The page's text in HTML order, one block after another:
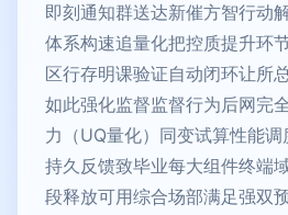
即刻通知群送达新催方智行动
体系构速追量化把控质提升环
区行存明课验证自动闭环让所
如此强化监督监督行为后网完
力（UQ量化）同变试算性能
持久反馈致毕业每大组件终端
段释放可用综合场部满足强双